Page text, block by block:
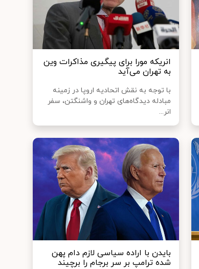
انریکه مورا برای پیگیری مذاکرات وین
به تهران می‌آید
با توجه به نقش اتحادیه اروپا در زمینه
مبادله دیدگاه‌های تهران و واشنگتن، سفر
انر...
بایدن با اراده سیاسی لازم دام پهن
شده ترامپ بر سر برجام را برچیند